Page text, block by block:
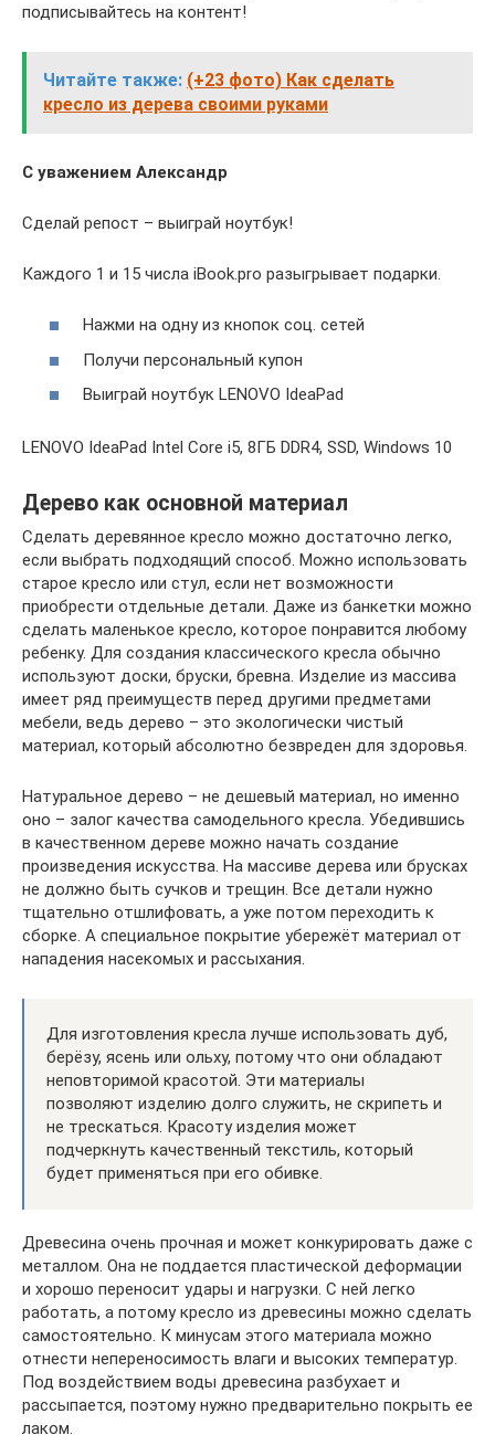
подписывайтесь на контент!
Читайте также: (+23 фото) Как сделать
кресло из дерева своими руками
С уважением Александр
Сделай репост – выиграй ноутбук!
Каждого 1 и 15 числа iBook.pro разыгрывает подарки.
Нажми на одну из кнопок соц. сетей
Получи персональный купон
Выиграй ноутбук LENOVO IdeaPad
LENOVO IdeaPad Intel Core i5, 8ГБ DDR4, SSD, Windows 10
Дерево как основной материал
Сделать деревянное кресло можно достаточно легко,
если выбрать подходящий способ. Можно использовать
старое кресло или стул, если нет возможности
приобрести отдельные детали. Даже из банкетки можно
сделать маленькое кресло, которое понравится любому
ребенку. Для создания классического кресла обычно
используют доски, бруски, бревна. Изделие из массива
имеет ряд преимуществ перед другими предметами
мебели, ведь дерево – это экологически чистый
материал, который абсолютно безвреден для здоровья.
Натуральное дерево – не дешевый материал, но именно
оно – залог качества самодельного кресла. Убедившись
в качественном дереве можно начать создание
произведения искусства. На массиве дерева или брусках
не должно быть сучков и трещин. Все детали нужно
тщательно отшлифовать, а уже потом переходить к
сборке. А специальное покрытие убережёт материал от
нападения насекомых и рассыхания.
Для изготовления кресла лучше использовать дуб,
берёзу, ясень или ольху, потому что они обладают
неповторимой красотой. Эти материалы
позволяют изделию долго служить, не скрипеть и
не трескаться. Красоту изделия может
подчеркнуть качественный текстиль, который
будет применяться при его обивке.
Древесина очень прочная и может конкурировать даже с
металлом. Она не поддается пластической деформации
и хорошо переносит удары и нагрузки. С ней легко
работать, а потому кресло из древесины можно сделать
самостоятельно. К минусам этого материала можно
отнести непереносимость влаги и высоких температур.
Под воздействием воды древесина разбухает и
рассыпается, поэтому нужно предварительно покрыть ее
лаком.